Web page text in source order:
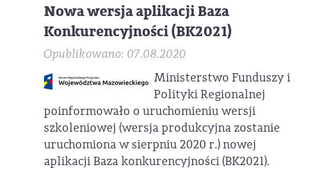
Nowa wersja aplikacji Baza
Konkurencyjności (BK2021)
Opublikowano: 07.08.2020
Ministerstwo Funduszy i
Polityki Regionalnej
poinformowało o uruchomieniu wersji
szkoleniowej (wersja produkcyjna zostanie
uruchomiona w sierpniu 2020 r.) nowej
aplikacji Baza konkurencyjności (BK2021).